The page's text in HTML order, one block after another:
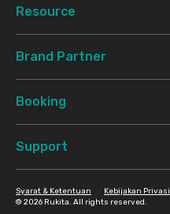
Resource
Brand Partner
Booking
Support
© 2026 Rukita. All rights reserved.
Syarat & Ketentuan Kebijakan Privasi